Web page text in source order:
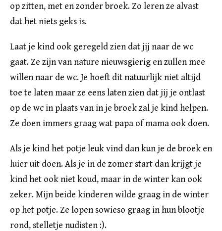
op zitten, met en zonder broek. Zo leren ze alvast
dat het niets geks is.
Laat je kind ook geregeld zien dat jij naar de wc
gaat. Ze zijn van nature nieuwsgierig en zullen mee
willen naar de wc. Je hoeft dit natuurlijk niet altijd
toe te laten maar ze eens laten zien dat jij je ontlast
op de wc in plaats van in je broek zal je kind helpen.
Ze doen immers graag wat papa of mama ook doen.
Als je kind het potje leuk vind dan kun je de broek en
luier uit doen. Als je in de zomer start dan krijgt je
kind het ook niet koud, maar in de winter kan ook
zeker. Mijn beide kinderen wilde graag in de winter
op het potje. Ze lopen sowieso graag in hun blootje
rond, stelletje nudisten :).